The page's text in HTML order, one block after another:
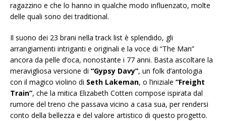
ragazzino e che lo hanno in qualche modo influenzato, molte
delle quali sono dei traditional.
Il suono dei 23 brani nella track list è splendido, gli
arrangiamenti intriganti e originali e la voce di “The Man”
ancora da pelle d’oca, nonostante i 77 anni. Basta ascoltare la
meravigliosa versione di “Gypsy Davy”, un folk d’antologia
con il magico violino di Seth Lakeman, o l’iniziale “Freight
Train”, che la mitica Elizabeth Cotten compose ispirata dal
rumore del treno che passava vicino a casa sua, per rendersi
conto della bellezza e del valore artistico di questo progetto.